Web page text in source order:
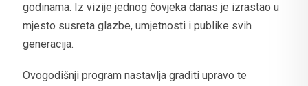
godinama. Iz vizije jednog čovjeka danas je izrastao u
mjesto susreta glazbe, umjetnosti i publike svih
generacija.
Ovogodišnji program nastavlja graditi upravo te